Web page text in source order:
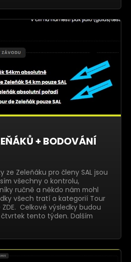
+ BODOVÁNÍ
ze Zeleňáku pro členy SAL jsou
všechny o kontrolu,
ručně a někdo nám mohl
všech tratí a kategorií Tour
Celkové výsledky budou
tento týden. Dalším